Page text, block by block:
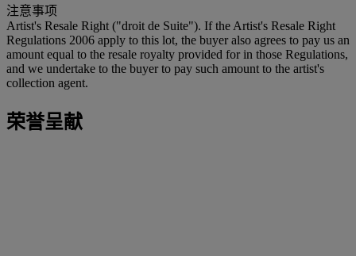
注意事项
Artist's Resale Right ("droit de Suite"). If the Artist's Resale Right
Regulations 2006 apply to this lot, the buyer also agrees to pay us an
amount equal to the resale royalty provided for in those Regulations,
and we undertake to the buyer to pay such amount to the artist's
collection agent.
荣誉呈献